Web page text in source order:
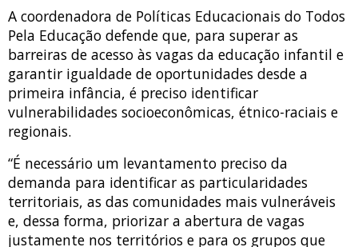
A coordenadora de Políticas Educacionais do Todos
Pela Educação defende que, para superar as
barreiras de acesso às vagas da educação infantil e
garantir igualdade de oportunidades desde a
primeira infância, é preciso identificar
vulnerabilidades socioeconômicas, étnico-raciais e
regionais.
“É necessário um levantamento preciso da
demanda para identificar as particularidades
territoriais, as das comunidades mais vulneráveis
e, dessa forma, priorizar a abertura de vagas
justamente nos territórios e para os grupos que